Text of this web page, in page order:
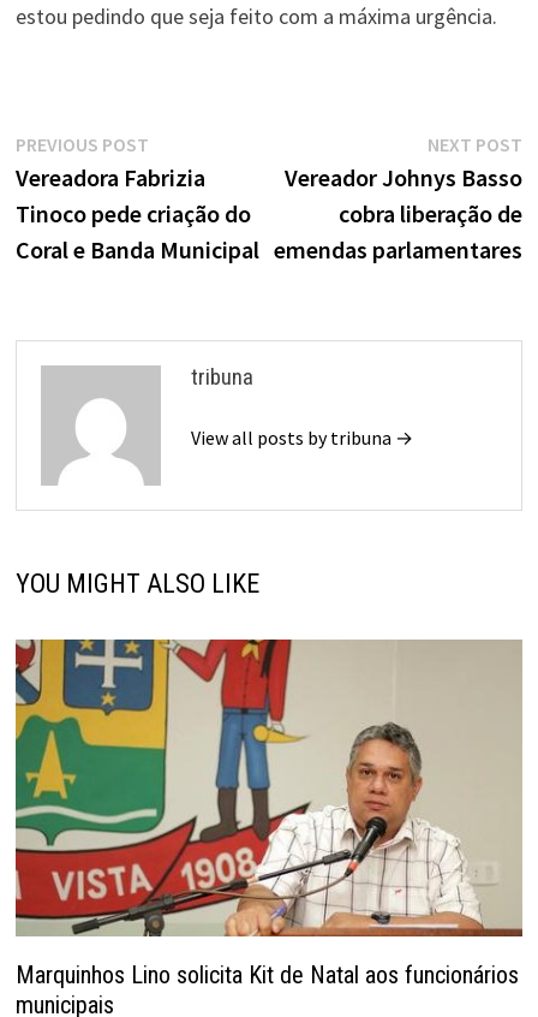
estou pedindo que seja feito com a máxima urgência.
Navegação
de
Post
PREVIOUS POSTPrevious
post:
Vereadora Fabrizia
Tinoco pede criação do
Coral e Banda Municipal
NEXT POST
Vereador Johnys Basso
cobra liberação de
emendas parlamentares
tribuna
View all posts by tribuna →
YOU MIGHT ALSO LIKE
Marquinhos Lino solicita Kit de Natal aos funcionários
municipais